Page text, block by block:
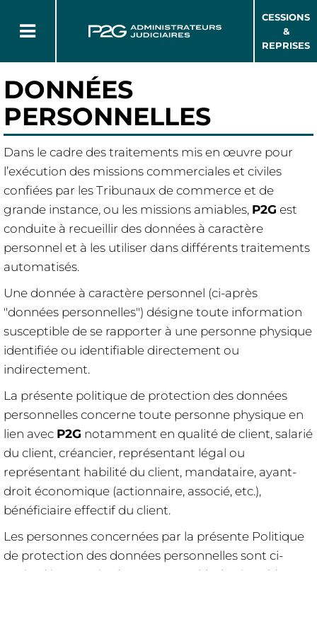
CESSIONS
&
REPRISES
DONNÉES
PERSONNELLES
Dans le cadre des traitements mis en œuvre pour
l’exécution des missions commerciales et civiles
confiées par les Tribunaux de commerce et de
grande instance, ou les missions amiables, P2G est
conduite à recueillir des données à caractère
personnel et à les utiliser dans différents traitements
automatisés.
Une donnée à caractère personnel (ci-après
"données personnelles") désigne toute information
susceptible de se rapporter à une personne physique
identifiée ou identifiable directement ou
indirectement.
La présente politique de protection des données
personnelles concerne toute personne physique en
lien avec P2G notamment en qualité de client, salarié
du client, créancier, représentant légal ou
représentant habilité du client, mandataire, ayant-
droit économique (actionnaire, associé, etc.),
bénéficiaire effectif du client.
Les personnes concernées par la présente Politique
de protection des données personnelles sont ci-
après dénommées les "Personne(s) Physique(s)".